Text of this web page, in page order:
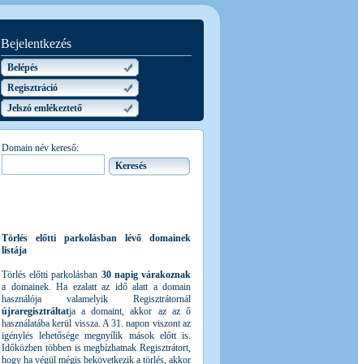
Bejelentkezés
Belépés
Regisztráció
Jelszó emlékeztető
Domain név kereső:
Törlés előtti parkolásban lévő domainek
listája
Törlés előtti parkolásban 30 napig várakoznak
a domainek. Ha ezalatt az idő alatt a domain
használója valamelyik Regisztrátornál
újraregisztráltatja a domaint, akkor az az ő
használatába kerül vissza. A 31. napon viszont az
igénylés lehetősége megnyílik mások előtt is.
Időközben többen is megbízhatnak Regisztrátort,
hogy ha végül mégis bekövetkezik a törlés, akkor